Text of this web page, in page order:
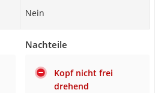
Nein
Nachteile
Kopf nicht frei
drehend